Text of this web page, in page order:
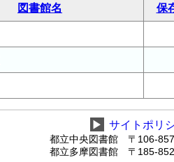
図書館名 保
▶ サイトポリ
都立中央図書館 〒106-
都立多摩図書館 〒185-